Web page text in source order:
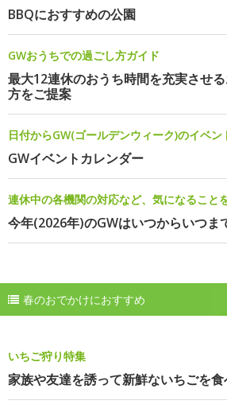
BBQにおすすめの公園
GWおうちでの過ごし方ガイド
最大12連休のおうち時間を充実させ
方をご提案
日付からGW(ゴールデンウィーク)のイベン
GWイベントカレンダー
連休中の各機関の対応など、気になること
今年(2026年)のGWはいつからいつま
春のおでかけにおすすめ
いちご狩り特集
家族や友達を誘って新鮮ないちごを食